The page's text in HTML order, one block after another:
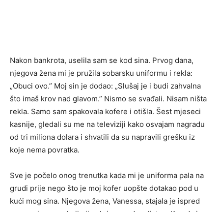
Nakon bankrota, uselila sam se kod sina. Prvog dana,
njegova žena mi je pružila sobarsku uniformu i rekla:
„Obuci ovo.” Moj sin je dodao: „Slušaj je i budi zahvalna
što imaš krov nad glavom.” Nismo se svađali. Nisam ništa
rekla. Samo sam spakovala kofere i otišla. Šest mjeseci
kasnije, gledali su me na televiziji kako osvajam nagradu
od tri miliona dolara i shvatili da su napravili grešku iz
koje nema povratka.
Sve je počelo onog trenutka kada mi je uniforma pala na
grudi prije nego što je moj kofer uopšte dotakao pod u
kući mog sina. Njegova žena, Vanessa, stajala je ispred